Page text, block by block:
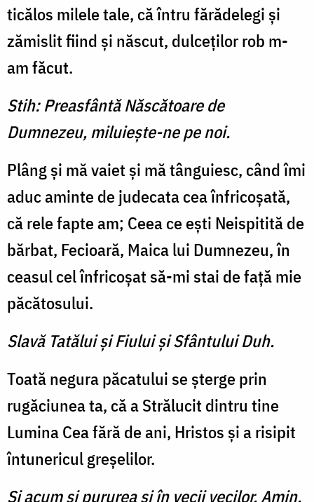
ticălos milele tale, că întru fărădelegi şi
zămislit fiind şi născut, dulceţilor rob m-
am făcut.
Stih: Preasfântă Născătoare de
Dumnezeu, miluieşte-ne pe noi.
Plâng şi mă vaiet şi mă tânguiesc, când îmi
aduc aminte de judecata cea înfricoşată,
că rele fapte am; Ceea ce eşti Neispitită de
bărbat, Fecioară, Maica lui Dumnezeu, în
ceasul cel înfricoşat să-mi stai de faţă mie
păcătosului.
Slavă Tatălui şi Fiului şi Sfântului Duh.
Toată negura păcatului se şterge prin
rugăciunea ta, că a Strălucit dintru tine
Lumina Cea fără de ani, Hristos şi a risipit
întunericul greşelilor.
Şi acum şi pururea şi în vecii vecilor. Amin.